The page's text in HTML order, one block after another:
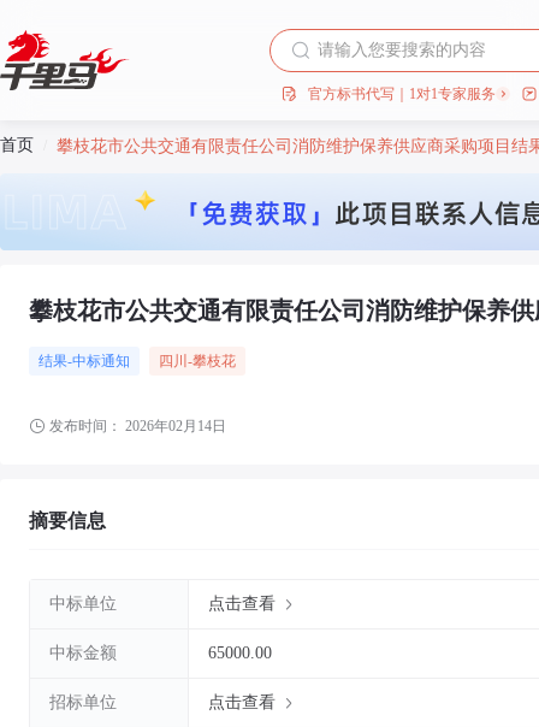
官方标书代写｜1对1专家服务
首页 攀枝花市公共交通有限责任公司消防维护保养供应商采购项目结
攀枝花市公共交通有限责任公司消防维护保养
结果-中标通知 四川 -攀枝花
发布时间： 2026年02月14日
摘要信息
中标单位 点击查看
中标金额 65000.00
招标单位 点击查看